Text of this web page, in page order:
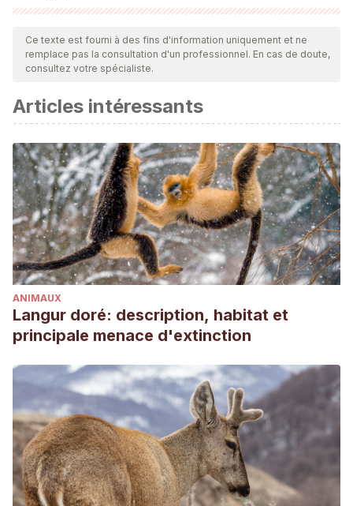
Toutes les sources citées ont été examinées en profondeur
par notre équipe pour garantir leur qualité, leur fiabilité, leur
actualité et leur validité. La bibliographie de cet article a été
ou scientifique
McLeod, M. (October, 2019). How to Care for a Chinese
Water Dragon. The spruce pets. Disponible en:
https://www.thesprucepets.com/chinese-water-dragons-
1239191
Spears, M. (April, 2014). Breeding Green Water Dragons.
Reptiles Magazine. Disponible en:
https://www.reptilesmagazine.com/breeding-green-water-
dragons/
Stuart, B., Sumontha, M., Cota, M., Panitvong, N., Nguyen,
T.Q., Chan-Ard, T., Neang, T., Rao, D.-q. & Yang, J. 2019.
Physignathus cocincinus. The IUCN Red List of Threatened
Species 2019: e.T104677699A104677832.
Ce texte est fourni à des fins d'information uniquement et ne
remplace pas la consultation d'un professionnel. En cas de doute,
consultez votre spécialiste.
Articles intéressants
ANIMAUX
Langur doré: description, habitat et
principale menace d'extinction